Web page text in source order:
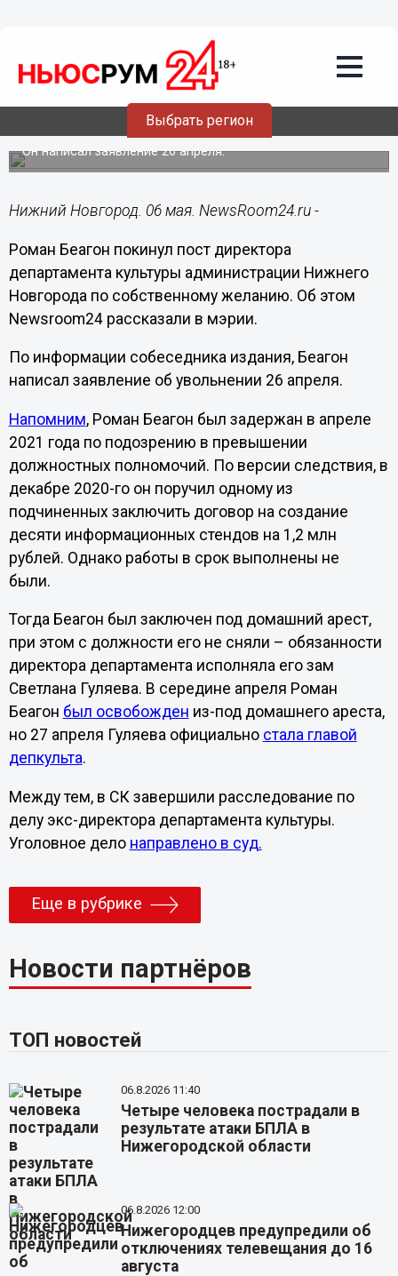
Выбрать регион
Беагон уволился с должности
директора нижегородского
департамента культуры
Он написал заявление 26 апреля.
Нижний Новгород. 06 мая. NewsRoom24.ru -
Роман Беагон покинул пост директора
департамента культуры администрации Нижнего
Новгорода по собственному желанию. Об этом
Newsroom24 рассказали в мэрии.
По информации собеседника издания, Беагон
написал заявление об увольнении 26 апреля.
Напомним, Роман Беагон был задержан в апреле
2021 года по подозрению в превышении
должностных полномочий. По версии следствия, в
декабре 2020-го он поручил одному из
подчиненных заключить договор на создание
десяти информационных стендов на 1,2 млн
рублей. Однако работы в срок выполнены не
были.
Тогда Беагон был заключен под домашний арест,
при этом с должности его не сняли – обязанности
директора департамента исполняла его зам
Светлана Гуляева. В середине апреля Роман
Беагон был освобожден из-под домашнего ареста,
но 27 апреля Гуляева официально стала главой
депкульта.
Между тем, в СК завершили расследование по
делу экс-директора департамента культуры.
Уголовное дело направлено в суд.
Еще в рубрике
Новости партнёров
ТОП новостей
06.8.2026 11:40
Четыре человека пострадали в
результате атаки БПЛА в
Нижегородской области
06.8.2026 12:00
Нижегородцев предупредили об
отключениях телевещания до 16
августа